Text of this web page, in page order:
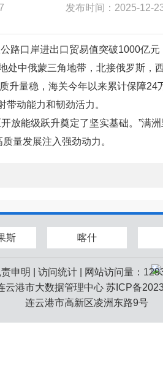
发布时间：2025-12-
路口岸进出口贸易值突破1000亿
中俄蒙三角地带，北接俄罗斯，
升量稳，海关今年以来累计保障
动能力和韧劲活力。
放能级跃升奠定了坚实基础。”满
质量发展注入强劲动力。
斯 喀什
申明 访问统计| 网站访问量：
云港市大数据管理中心 苏ICP备
连云港市高新区凌洲东路9号